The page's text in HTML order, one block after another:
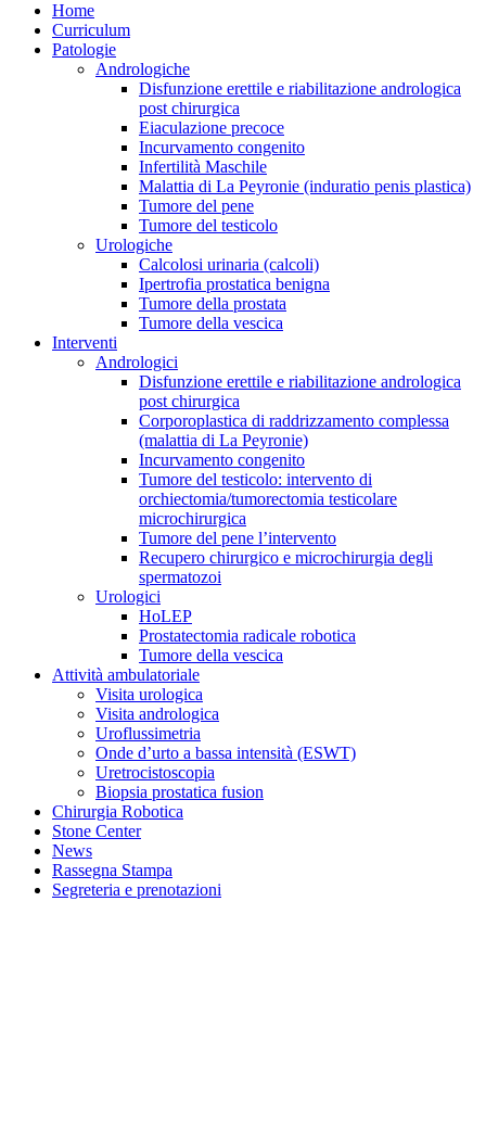
Home
Curriculum
Patologie
Andrologiche
Disfunzione erettile e riabilitazione andrologica
post chirurgica
Eiaculazione precoce
Incurvamento congenito
Infertilità Maschile
Malattia di La Peyronie (induratio penis plastica)
Tumore del pene
Tumore del testicolo
Urologiche
Calcolosi urinaria (calcoli)
Ipertrofia prostatica benigna
Tumore della prostata
Tumore della vescica
Interventi
Andrologici
Disfunzione erettile e riabilitazione andrologica
post chirurgica
Corporoplastica di raddrizzamento complessa
(malattia di La Peyronie)
Incurvamento congenito
Tumore del testicolo: intervento di
orchiectomia/tumorectomia testicolare
microchirurgica
Tumore del pene l’intervento
Recupero chirurgico e microchirurgia degli
spermatozoi
Urologici
HoLEP
Prostatectomia radicale robotica
Tumore della vescica
Attività ambulatoriale
Visita urologica
Visita andrologica
Uroflussimetria
Onde d’urto a bassa intensità (ESWT)
Uretrocistoscopia
Biopsia prostatica fusion
Chirurgia Robotica
Stone Center
News
Rassegna Stampa
Segreteria e prenotazioni